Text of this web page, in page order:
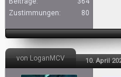
Zustimmungen:
80
von LoganMCV 10. April